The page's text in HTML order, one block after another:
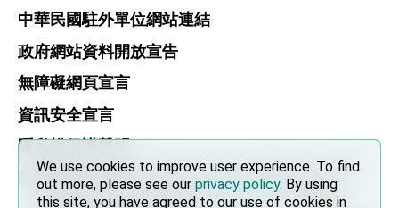
中華民國駐外單位網站連結
政府網站資料開放宣告
無障礙網頁宣言
資訊安全宣言
隱私權保護聲明
訂閱 RSS
We use cookies to improve user experience. To find
out more, please see our privacy policy. By using
this site, you have agreed to our use of cookies in
We use cookies to improve user experience. To find
out more, please see our privacy policy. By using
this site, you have agreed to our use of cookies in